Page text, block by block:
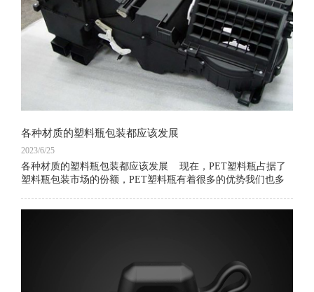
各种材质的塑料瓶包装都应该发展
2023/6/25
各种材质的塑料瓶包装都应该发展 现在，PET塑料瓶占据了
塑料瓶包装市场的份额，PET塑料瓶有着很多的优势我们也多